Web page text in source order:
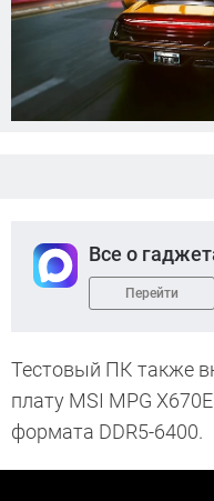
Все о
Перейти
Тестовый ПК также
плату MSI MPG
формата DDR5-6400.